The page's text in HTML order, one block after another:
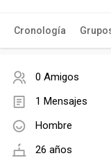
Cronología
0 Amigos
1 Mensajes
Hombre
26 años